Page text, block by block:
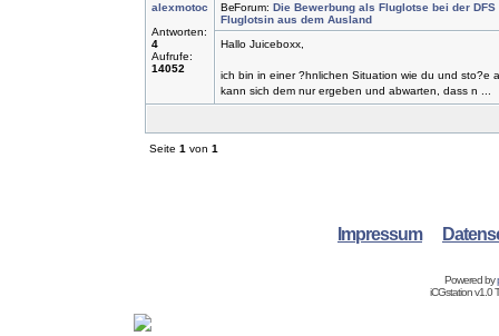
alexmotoc
Antworten:
4
Aufrufe:
14052
Forum: Die Bewerbung als Fluglotse bei der DFS
Fluglotsin aus dem Ausland
Hallo Juiceboxx,
ich bin in einer ?hnlichen Situation wie du und sto?e
kann sich dem nur ergeben und abwarten, dass n ...
Seite 1 von 1
Impressum
Powered by
iCGstation v1.0